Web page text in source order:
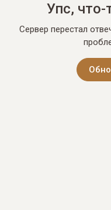
Упс,
Сервер перестал